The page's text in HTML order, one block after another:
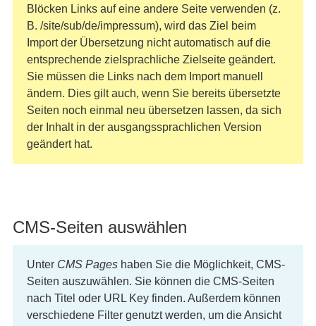
Blöcken Links auf eine andere Seite verwenden (z.
B. /site/sub/de/impressum), wird das Ziel beim
Import der Übersetzung nicht automatisch auf die
entsprechende zielsprachliche Zielseite geändert.
Sie müssen die Links nach dem Import manuell
ändern. Dies gilt auch, wenn Sie bereits übersetzte
Seiten noch einmal neu übersetzen lassen, da sich
der Inhalt in der ausgangssprachlichen Version
geändert hat.
CMS-Seiten auswählen
Unter CMS Pageshaben Sie die Möglichkeit, CMS-
Seiten auszuwählen. Sie können die CMS-Seiten
nach Titel oder URL Key finden. Außerdem können
verschiedene Filter genutzt werden, um die Ansicht